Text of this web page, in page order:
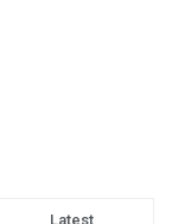
Latest